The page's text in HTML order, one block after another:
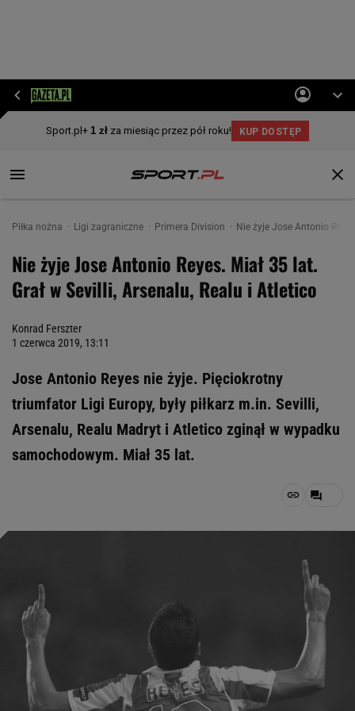
Piłka nożna Ligi zagraniczne Primera Division Nie żyje Jose Antonio
Nie żyje Jose Antonio Reyes. Miał 35 lat.
Grał w Sevilli, Arsenalu, Realu i Atletico
Konrad Ferszter
1 czerwca 2019, 13:11
Jose Antonio Reyes nie żyje. Pięciokrotny
triumfator Ligi Europy, były piłkarz m.in. Sevilli,
Arsenalu, Realu Madryt i Atletico zginął w wypadku
samochodowym. Miał 35 lat.